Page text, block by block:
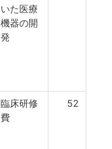
いた医療
機器の開
発
臨床研修
費
52